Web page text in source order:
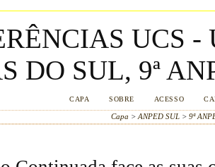
UCS
DO SUL, 9ª
CAPA SOBRE ACESSO
Capa > ANPED SUL > 9ª